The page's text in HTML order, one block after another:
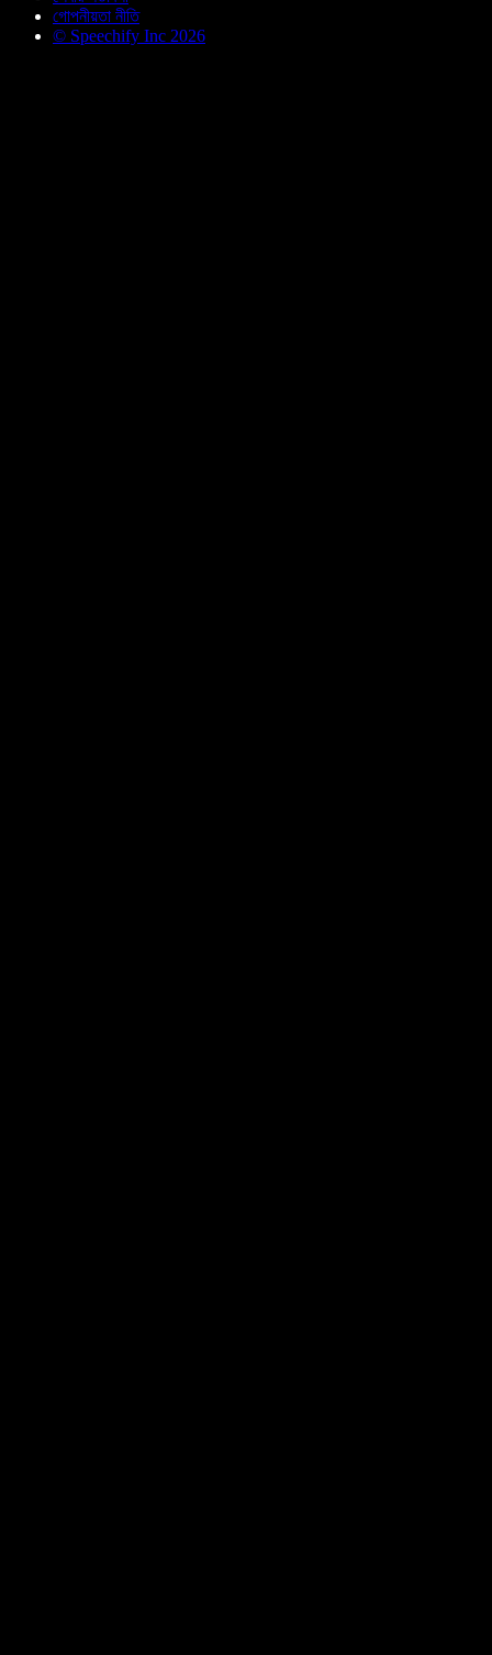
গোপনীয়তা নীতি
© Speechify Inc 2026